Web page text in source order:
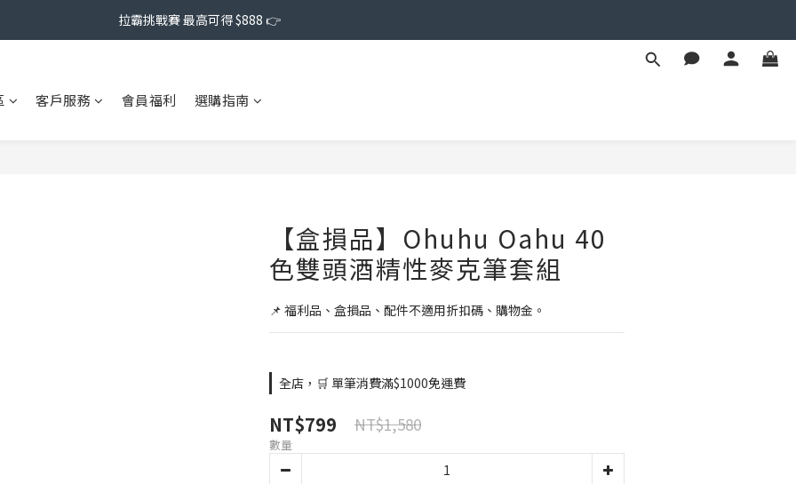
拉霸挑戰賽 最高可得 $888 👉
客戶服務 會員福利 選購指南
【盒損品】Ohuhu Oahu 40
色雙頭酒精性麥克筆套組
📌 福利品、盒損品、配件不適用折扣碼、購物金。
全店，🛒 單筆消費滿$1000免運費
NT$799 NT$1,580
數量